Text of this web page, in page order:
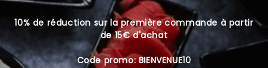
ACCUEIL
VOTRE COMPTE
10% de réduction sur la première commande à partir
de 15€ d'achat
Code promo: BIENVENUE10